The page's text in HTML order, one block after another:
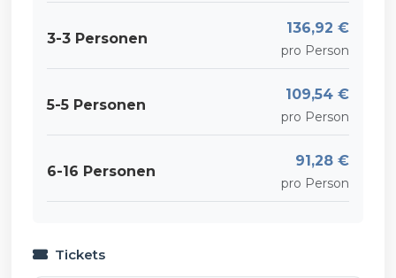
3-3 Personen
136,92 €
pro Person
5-5 Personen
109,54 €
pro Person
6-16 Personen
91,28 €
pro Person
Tickets